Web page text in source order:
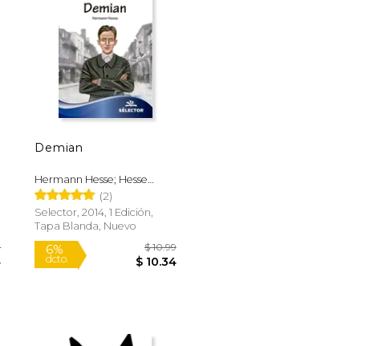
$ 7.65
12%
dcto.
Demian
Hermann Hesse; Hesse
Hermann
(2)
Selector, 2014, 1 Edición,
Tapa Blanda, Nuevo